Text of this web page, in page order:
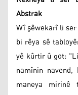
Abstrak
Wî şêwekarî li
bi rêya sê
yê kûrtir û got:
namînin
maneya